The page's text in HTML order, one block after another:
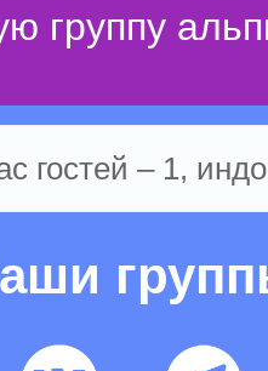
группу
гостей – 1,